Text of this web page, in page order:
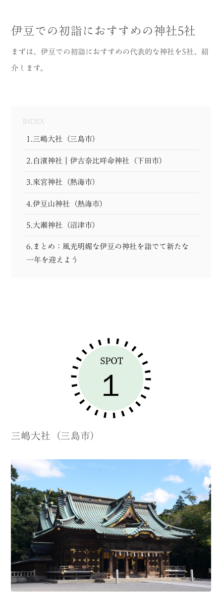
MODEL COURSE
伊豆での初詣におすすめの神社5社
まずは、伊豆での初詣におすすめの代表的な神社を5社、紹
介します。
INDEX
1.三嶋大社（三島市）
2.白濱神社｜伊古奈比咩命神社（下田市）
3.來宮神社（熱海市）
4.伊豆山神社（熱海市）
5.大瀬神社（沼津市）
6.まとめ：風光明媚な伊豆の神社を詣でて新たな
一年を迎えよう
三嶋大社（三島市）